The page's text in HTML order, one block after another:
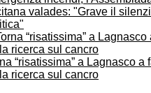
valades: "Grave il
“risatissima” a Lagnasco a
ricerca sul cancro